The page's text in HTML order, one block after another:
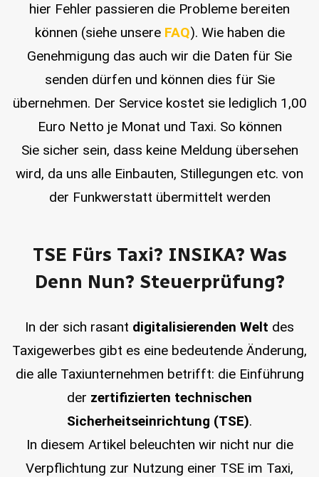
hier Fehler passieren die Probleme bereiten
können (siehe unsere FAQ). Wie haben die
Genehmigung das auch wir die Daten für Sie
senden dürfen und können dies für Sie
übernehmen. Der Service kostet sie lediglich 1,00
Euro Netto je Monat und Taxi. So können
Sie sicher sein, dass keine Meldung übersehen
wird, da uns alle Einbauten, Stillegungen etc. von
der Funkwerstatt übermittelt werden
TSE Fürs Taxi? INSIKA? Was
Denn Nun? Steuerprüfung?
In der sich rasant digitalisierenden Welt des
Taxigewerbes gibt es eine bedeutende Änderung,
die alle Taxiunternehmen betrifft: die Einführung
der zertifizierten technischen
Sicherheitseinrichtung (TSE).
In diesem Artikel beleuchten wir nicht nur die
Verpflichtung zur Nutzung einer TSE im Taxi,